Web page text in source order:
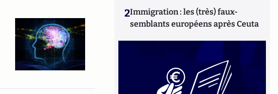
2Immigration : les (très) faux-
semblants européens après Ceuta